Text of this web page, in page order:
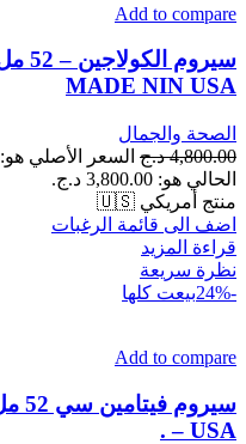
Add to compare
MADE NIN USA
الصحة والجمال
4,800.00 د.ج السعر الأصلي هو: 4,800.00 د.ج.
الحالي هو: 3,800.00 د.ج.
منتج أمريكي 🇺🇸
اضف الى قائمة الرغبات
قراءة المزيد
نظرة سريعة
-24%
بيعت كلها
Add to compare
– USA .